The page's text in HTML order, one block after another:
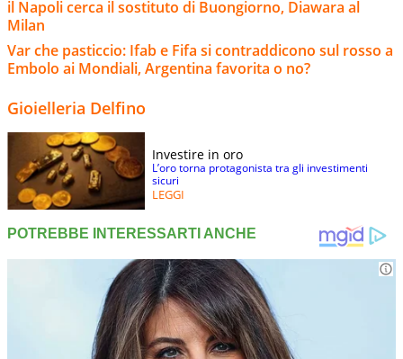
il Napoli cerca il sostituto di Buongiorno, Diawara al
Milan
Var che pasticcio: Ifab e Fifa si contraddicono sul rosso a
Embolo ai Mondiali, Argentina favorita o no?
Gioielleria Delfino
Investire in oro
L’oro torna protagonista tra gli investimenti
sicuri
LEGGI